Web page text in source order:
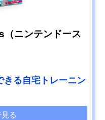
ニンテンドース
きる自宅トレーニン
る